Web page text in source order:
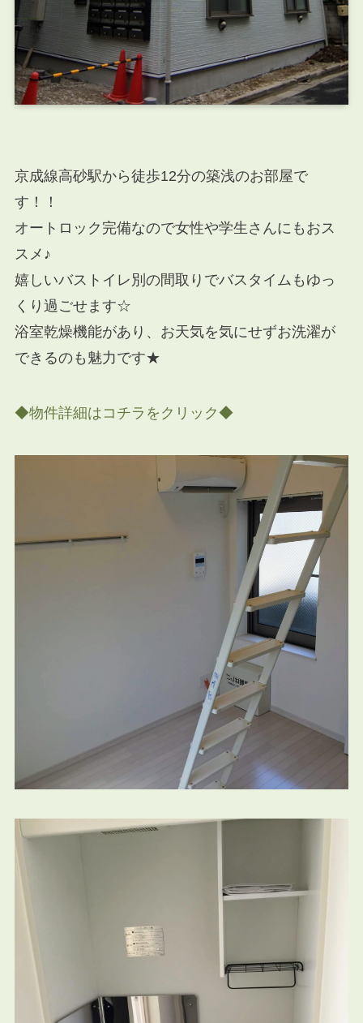
京成線高砂駅から徒歩12分の築浅のお部屋で
す！！
オートロック完備なので女性や学生さんにもおス
スメ♪
嬉しいバストイレ別の間取りでバスタイムもゆっ
くり過ごせます☆
浴室乾燥機能があり、お天気を気にせずお洗濯が
できるのも魅力です★
◆物件詳細はコチラをクリック◆